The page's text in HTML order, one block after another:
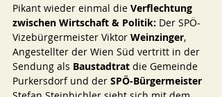
Pikant wieder einmal die Verflechtung
zwischen Wirtschaft & Politik: Der SPÖ-
Vizebürgermeister Viktor Weinzinger,
Angestellter der Wien Süd vertritt in der
Sendung als Baustadtrat die Gemeinde
Purkersdorf und der SPÖ-Bürgermeister